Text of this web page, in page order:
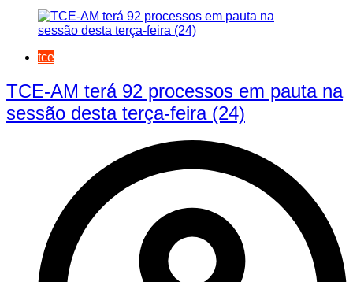
tce
TCE-AM terá 92 processos em pauta na
sessão desta terça-feira (24)